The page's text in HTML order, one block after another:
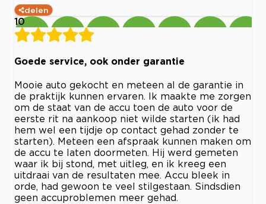
delen
10
Goede service, ook onder garantie
Mooie auto gekocht en meteen al de garantie in
de praktijk kunnen ervaren. Ik maakte me zorgen
om de staat van de accu toen de auto voor de
eerste rit na aankoop niet wilde starten (ik had
hem wel een tijdje op contact gehad zonder te
starten). Meteen een afspraak kunnen maken om
de accu te laten doormeten. Hij werd gemeten
waar ik bij stond, met uitleg, en ik kreeg een
uitdraai van de resultaten mee. Accu bleek in
orde, had gewoon te veel stilgestaan. Sindsdien
geen accuproblemen meer gehad.